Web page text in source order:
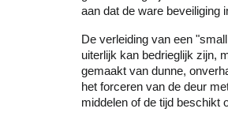
aan dat de ware beveiliging
De verleiding van een
uiterlijk kan bedrieglijk zijn,
gemaakt van dunne,
het forceren van de deur
middelen of de tijd beschikt